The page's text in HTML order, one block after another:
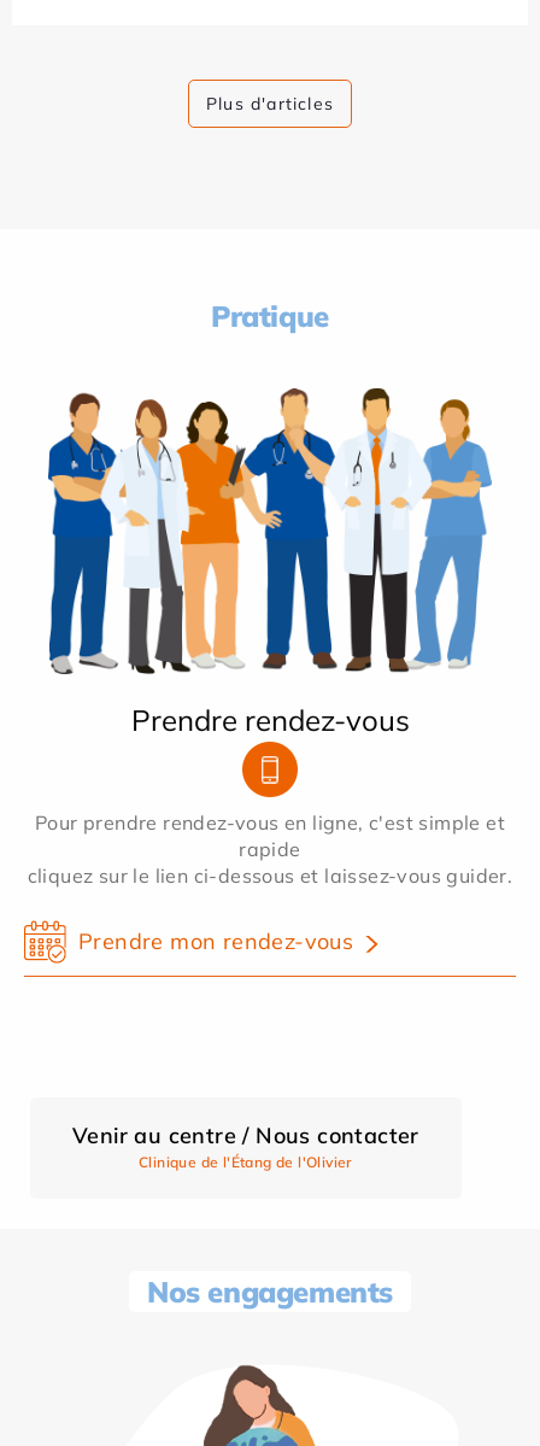
Plus d'articles
Pratique
Prendre rendez-vous
Pour prendre rendez-vous en ligne, c'est simple et
rapide
cliquez sur le lien ci-dessous et laissez-vous guider.
Prendre mon rendez-vous
Venir au centre / Nous contacter
Clinique de l'Étang de l'Olivier
Nos engagements